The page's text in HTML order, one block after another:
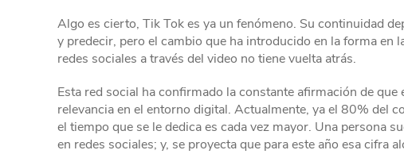
Algo es cierto, Tik Tok es ya un fenómeno. Su continuidad
y predecir, pero el cambio que ha introducido en la forma en
redes sociales a través del video no tiene vuelta atrás.
Esta red social ha confirmado la constante afirmación de
relevancia en el entorno digital. Actualmente, ya el 80% del
el tiempo que se le dedica es cada vez mayor. Una persona
en redes sociales; y, se proyecta que para este año esa cifra